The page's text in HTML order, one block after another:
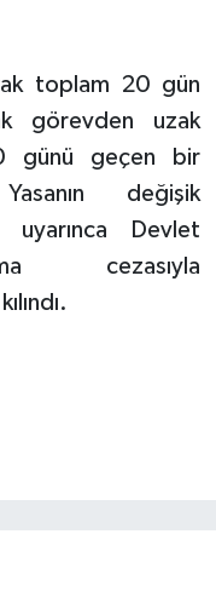
toplam 20 gün
görevden uzak
günü geçen bir
değişik
uyarınca Devlet
cezasıyla